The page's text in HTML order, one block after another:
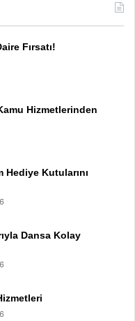
Fırsatı!
Hizmetlerinden
Hediye Kutularını
Dansa Kolay